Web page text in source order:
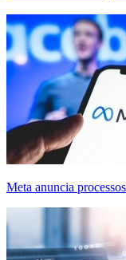
Meta anuncia